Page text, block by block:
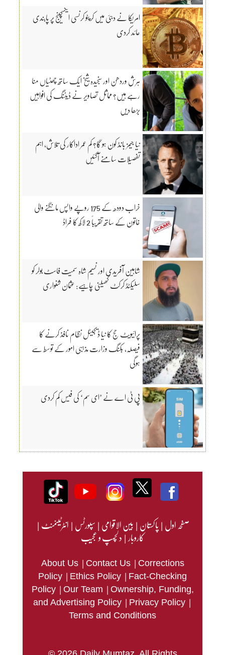
امریکا نے دبئی میں کرپٹو کرنسی ایکسچینج پر پابندی
عائد کردی
ہرش وردھن اور سنجیدہ شیخ ایک ساتھ چھٹیاں منا
رہے ہیں؟ مماثل تصاویر نے ڈیٹنگ کی افواہیں
بڑھا دیں
نیا جیمز بانڈ کون ہو گا؟ کم عمر اداکار کی تلاش، اہم
تفصیلات سامنے آگئیں
خراب دودھ کے 175 روپے واپس مانگنے والی
خاتون کے ساتھ تقریباً 2 لاکھ کا فراڈ
شاہین آفریدی اور نسیم شاہ سمیت فاسٹ بولر کو
سلیکٹڈ کرکٹ کھیلنی چاہیے: عثمان شنواری
پرائیویٹ حج کا نیا ڈیجیٹل نظام نافذ کرنے کا
فیصلہ، بکنگ وزارت مذہبی امور کے توسط سے
ہوگی
پی ٹی اے نے ’ای سم‘ کی فیس کم کردی
صفحہ اول|پاکستان|بین الاقوامی|سپورٹس|انٹرٹینمنٹ|
کاروبار|دلچسپ و عجیب
About Us | Contact Us | Corrections
Policy | Ethics Policy | Fact-Checking
Policy | Our Team | Ownership, Funding,
and Advertising Policy | Privacy Policy |
Terms and Conditions